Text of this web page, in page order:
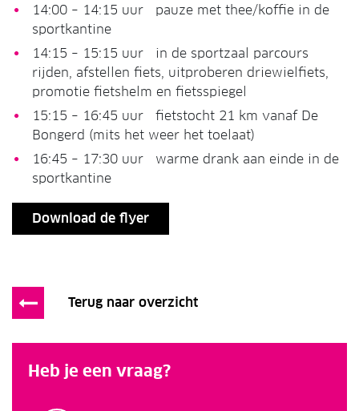
14:00 – 14:15 uur pauze met thee/koffie in de
sportkantine
14:15 – 15:15 uur in de sportzaal parcours
rijden, afstellen fiets, uitproberen driewielfiets,
promotie fietshelm en fietsspiegel
15:15 – 16:45 uur fietstocht 21 km vanaf De
Bongerd (mits het weer het toelaat)
16:45 – 17:30 uur warme drank aan einde in de
sportkantine
Download de flyer
Terug naar overzicht
Heb je een vraag?